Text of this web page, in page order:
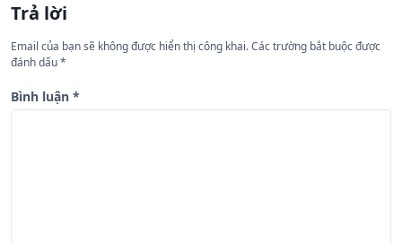
ớ
n
g
b
Trả lời
Email của bạn sẽ không được hiển thị công khai.Các trường bắt buộc được
đánh dấu*
Bình luận *